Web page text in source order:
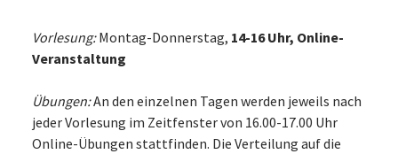
Vorlesung:Montag-Donnerstag, 14-16 Uhr, Online-
Veranstaltung
Übungen:An den einzelnen Tagen werden jeweils nach
jeder Vorlesung im Zeitfenster von 16.00-17.00 Uhr
Online-Übungen stattfinden. Die Verteilung auf die